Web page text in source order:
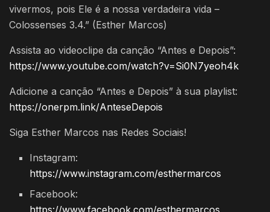
vivermos, pois Ele é a nossa verdadeira vida –
Colossenses 3.4.” (Esther Marcos)
Assista ao videoclipe da canção “Antes e Depois”:
https://www.youtube.com/watch?v=Si0N7yeoh4k
Adicione a canção “Antes e Depois” à sua playlist:
https://onerpm.link/AnteseDepois
Siga Esther Marcos nas Redes Sociais!
Instagram:
https://www.instagram.com/esthermarcos
Facebook:
https://www.facebook.com/esthermarcos